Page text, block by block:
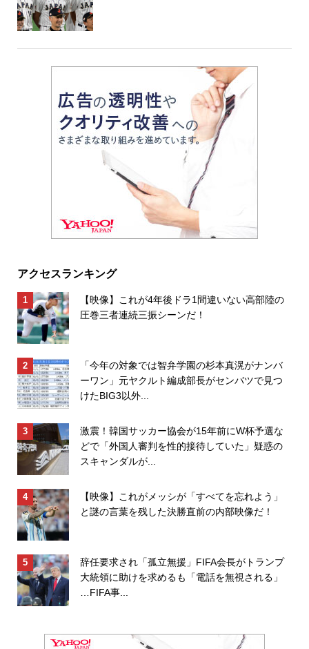
アクセスランキング
【映像】これが4年後ドラ1間違いない高部陸の
圧巻三者連続三振シーンだ！
「今年の対象では智弁学園の杉本真滉がナンバ
ーワン」元ヤクルト編成部長がセンバツで見つ
けたBIG3以外...
激震！韓国サッカー協会が15年前にW杯予選な
どで「外国人審判を性的接待していた」疑惑の
スキャンダルが...
【映像】これがメッシが「すべてを忘れよう」
と謎の言葉を残した決勝直前の内部映像だ！
辞任要求され「孤立無援」FIFA会長がトランプ
大統領に助けを求めるも「電話を無視される」
…FIFA事...